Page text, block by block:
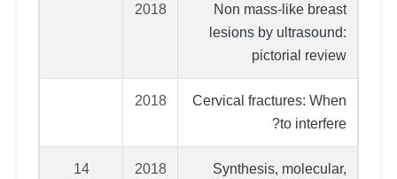
Non mass-like breast
lesions by ultrasound:
pictorial review
2018
Cervical fractures: When
to interfere?
2018
Synthesis, molecular,
2018
14